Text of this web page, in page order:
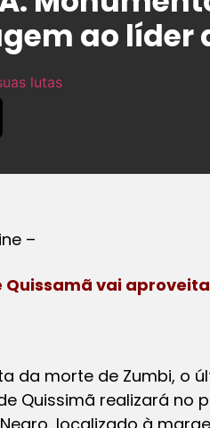
ao líder
lutas
–
vai
da morte de Zumbi, o
Quissimã realizará no